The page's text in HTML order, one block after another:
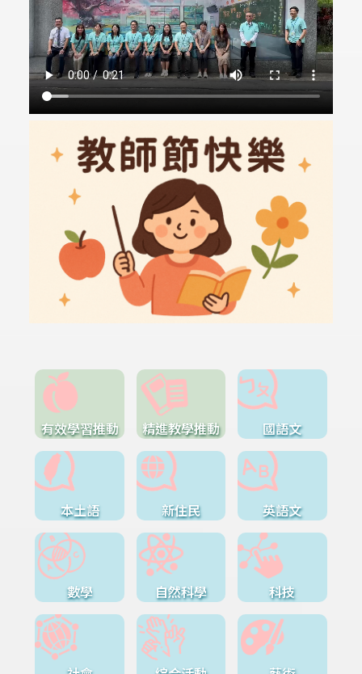
有效學習推動 精進教學推動 國語文
本土語 新住民 英語文
數學 自然科學 科技